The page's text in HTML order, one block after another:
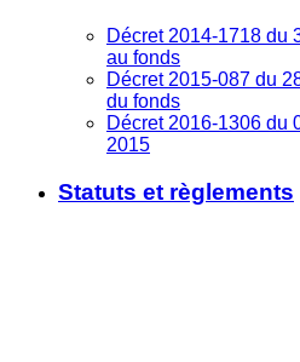
Décret 2014-1718 du
au fonds
Décret 2015-087 du
du fonds
Décret 2016-1306 du
2015
Statuts et règlements